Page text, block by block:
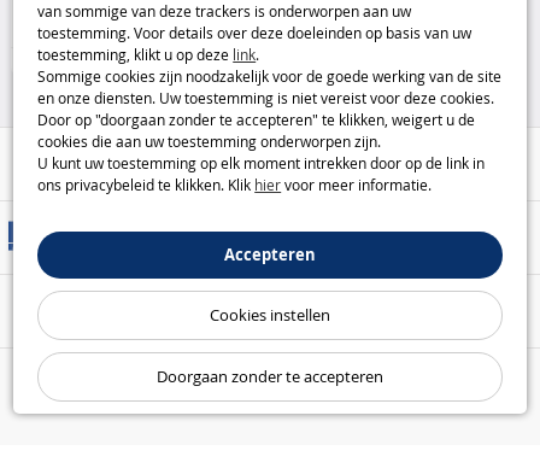
van sommige van deze trackers is onderworpen aan uw
toestemming. Voor details over deze doeleinden op basis van uw
toestemming, klikt u op deze link.
Sommige cookies zijn noodzakelijk voor de goede werking van de site
en onze diensten. Uw toestemming is niet vereist voor deze cookies.
Door op "doorgaan zonder te accepteren" te klikken, weigert u de
cookies die aan uw toestemming onderworpen zijn.
U kunt uw toestemming op elk moment intrekken door op de link in
ons privacybeleid te klikken. Klik hiervoor meer informatie.
Accepteren
Cookies instellen
Doorgaan zonder te accepteren
,95€
Huis & Vrije Tijd
Hulp / Contact
Leveringsmethoden
Veilige betaling
Onze garanties